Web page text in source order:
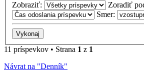
Zobraziť:
Zoradiť
Smer:
11 príspevkov • Strana 1 z 1
Návrat na "Denník"